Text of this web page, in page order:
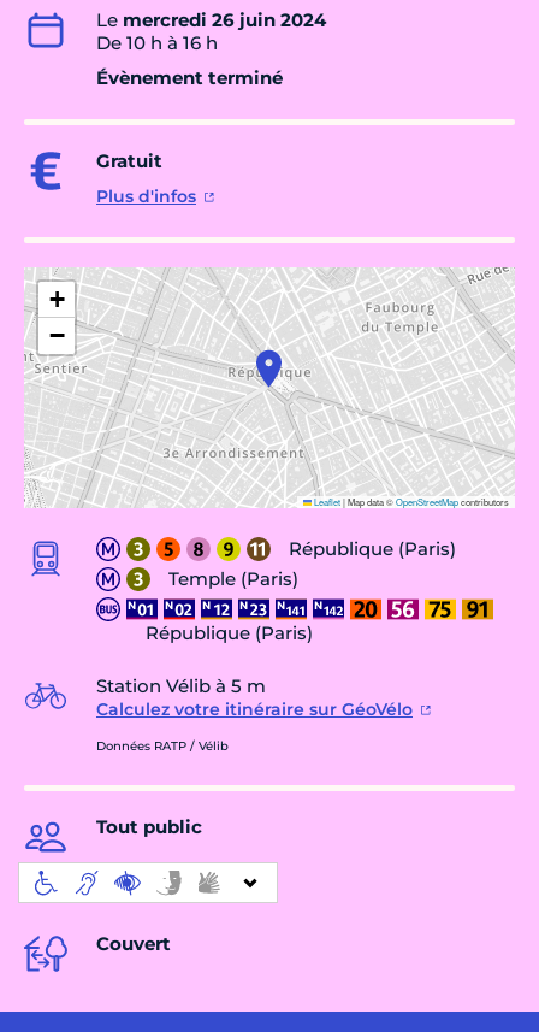
Le mercredi 26 juin 2024
De 10 h à 16 h
Évènement terminé
Gratuit
Plus d'infos
+
−
Leaflet|Map data ©OpenStreetMapcontributors
République (Paris)
Temple (Paris)
République (Paris)
Station Vélib à 5 m
Calculez votre itinéraire sur GéoVélo
Données RATP / Vélib
Tout public
Couvert